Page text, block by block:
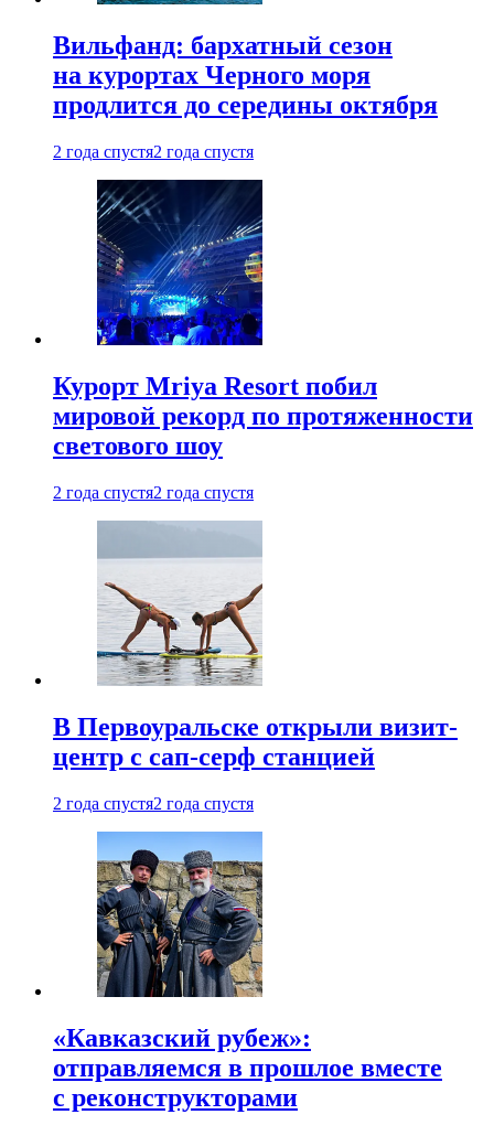
Вильфанд: бархатный сезон
на курортах Черного моря
продлится до середины октября
2 года спустя2 года спустя
Курорт Mriya Resort побил
мировой рекорд по протяженности
светового шоу
2 года спустя2 года спустя
В Первоуральске открыли визит-
центр с сап-серф станцией
2 года спустя2 года спустя
«Кавказский рубеж»:
отправляемся в прошлое вместе
с реконструкторами